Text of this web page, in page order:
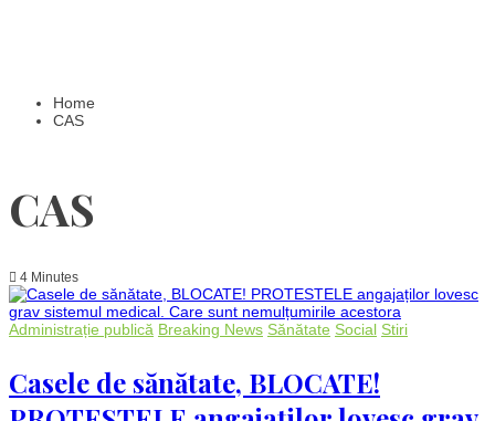
Home
CAS
CAS
4 Minutes
Administrație publică Breaking News Sănătate Social Stiri
Casele de sănătate, BLOCATE!